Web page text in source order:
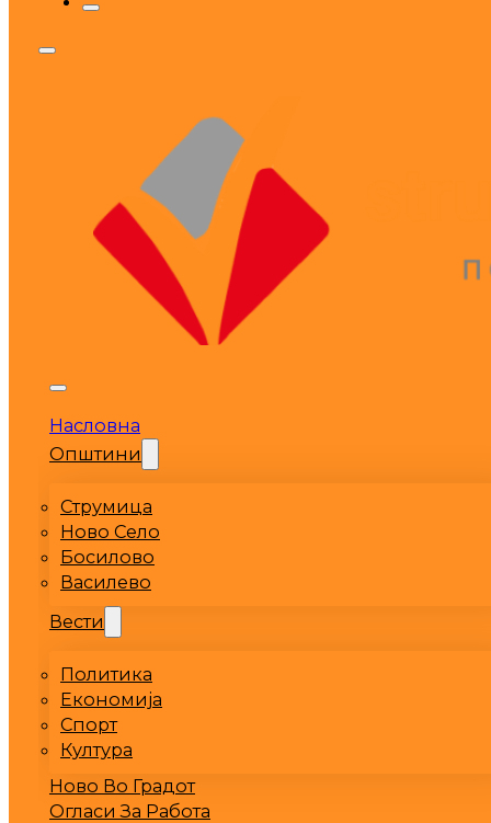
Насловна
Општини
Струмица
Ново Село
Босилово
Василево
Вести
Политика
Економија
Спорт
Култура
Ново Во Градот
Огласи За Работа